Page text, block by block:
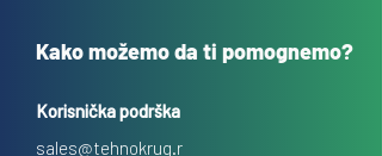
Kako možemo da ti pomognemo?
Korisnička podrška
sales@tehnokrug.r